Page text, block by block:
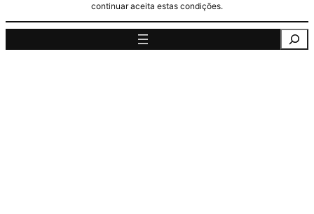
continuar aceita estas condições.